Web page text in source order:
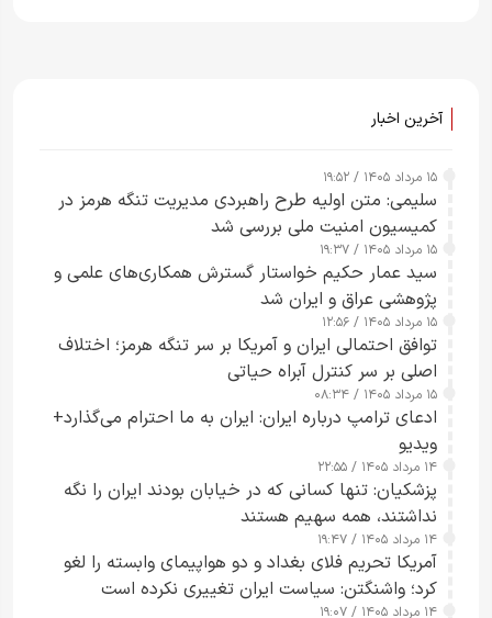
آخرین اخبار
۱۵ مرداد ۱۴۰۵ / ۱۹:۵۲
سلیمی: متن اولیه طرح راهبردی مدیریت تنگه هرمز در
کمیسیون امنیت ملی بررسی شد
۱۵ مرداد ۱۴۰۵ / ۱۹:۳۷
سید عمار حکیم خواستار گسترش همکاری‌های علمی و
پژوهشی عراق و ایران شد
۱۵ مرداد ۱۴۰۵ / ۱۲:۵۶
توافق احتمالی ایران و آمریکا بر سر تنگه هرمز؛ اختلاف
اصلی بر سر کنترل آبراه حیاتی
۱۵ مرداد ۱۴۰۵ / ۰۸:۳۴
ادعای ترامپ درباره ایران: ایران به ما احترام می‌گذارد+
ویدیو
۱۴ مرداد ۱۴۰۵ / ۲۲:۵۵
پزشکیان: تنها کسانی که در خیابان بودند ایران را نگه
نداشتند، همه سهیم هستند
۱۴ مرداد ۱۴۰۵ / ۱۹:۴۷
آمریکا تحریم فلای بغداد و دو هواپیمای وابسته را لغو
کرد؛ واشنگتن: سیاست ایران تغییری نکرده است
۱۴ مرداد ۱۴۰۵ / ۱۹:۰۷